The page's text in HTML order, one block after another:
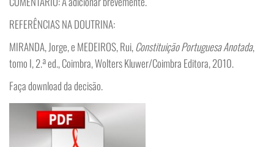
REFERÊNCIAS NA DOUTRINA:
MIRANDA, Jorge, e MEDEIROS, Rui,Constituição Portuguesa Anotada,
tomo I, 2.ª ed., Coimbra, Wolters Kluwer/Coimbra Editora, 2010.
Faça download da decisão.